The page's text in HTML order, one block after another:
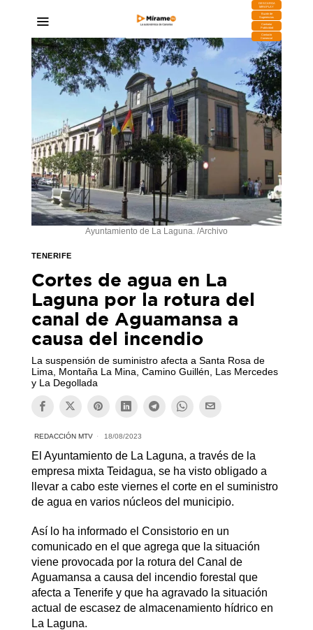
DESCARGA
MIRAPLAY
Buzón de
Sugerencias
Contratar
Publicidad
Contacto
Comercial
Ayuntamiento de La Laguna. /Archivo
TENERIFE
Cortes de agua en La
Laguna por la rotura del
canal de Aguamansa a
causa del incendio
La suspensión de suministro afecta a Santa Rosa de
Lima, Montaña La Mina, Camino Guillén, Las Mercedes
y La Degollada
REDACCIÓN MTV 18/08/2023
El Ayuntamiento de La Laguna, a través de la
empresa mixta Teidagua, se ha visto obligado a
llevar a cabo este viernes el corte en el suministro
de agua en varios núcleos del municipio.
Así lo ha informado el Consistorio en un
comunicado en el que agrega que la situación
viene provocada por la rotura del Canal de
Aguamansa a causa del incendio forestal que
afecta a Tenerife y que ha agravado la situación
actual de escasez de almacenamiento hídrico en
La Laguna.